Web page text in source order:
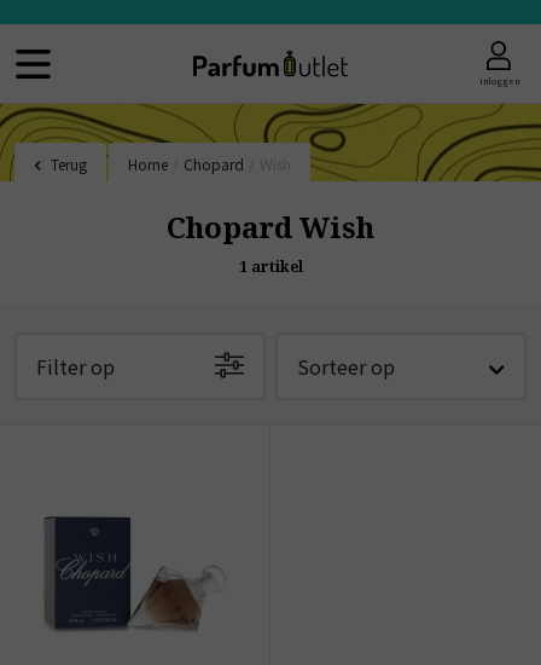
Inloggen
Terug Home Chopard
Chopard Wish
1 artikel
Filter op Sorteer op